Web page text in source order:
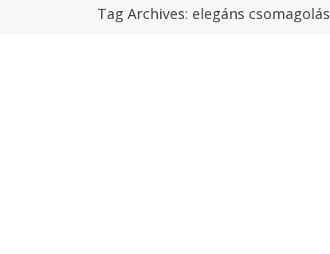
Tag Archives: elegáns csomagolás